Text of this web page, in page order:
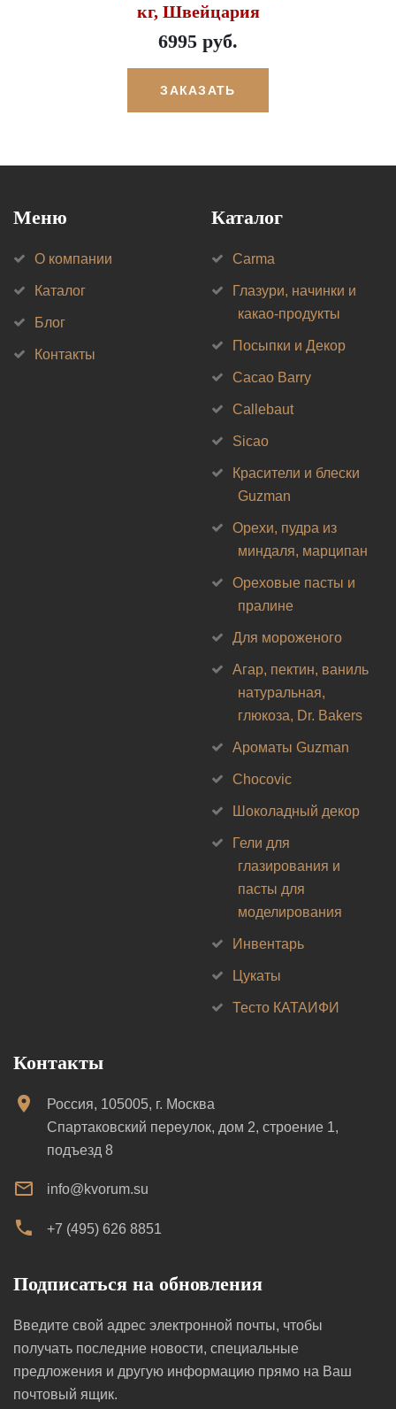
кг, Швейцария
6995 руб.
ЗАКАЗАТЬ
Меню
О компании
Каталог
Блог
Контакты
Каталог
Carma
Глазури, начинки и
какао-продукты
Посыпки и Декор
Cacao Barry
Callebaut
Sicao
Красители и блески
Guzman
Орехи, пудра из
миндаля, марципан
Ореховые пасты и
пралине
Для мороженого
Агар, пектин, ваниль
натуральная,
глюкоза, Dr. Bakers
Ароматы Guzman
Chocovic
Шоколадный декор
Гели для
глазирования и
пасты для
моделирования
Инвентарь
Цукаты
Тесто КАТАИФИ
Контакты
Россия, 105005, г. Москва
Спартаковский переулок, дом 2, строение 1,
подъезд 8
info@kvorum.su
+7 (495) 626 8851
Подписаться на обновления
Введите свой адрес электронной почты, чтобы
получать последние новости, специальные
предложения и другую информацию прямо на Ваш
почтовый ящик.